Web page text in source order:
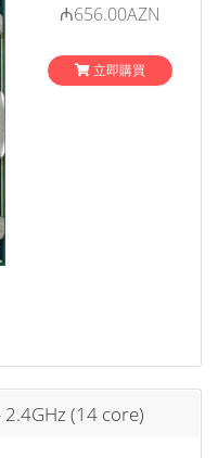
₼656.00AZN
立即購買
(14 core)